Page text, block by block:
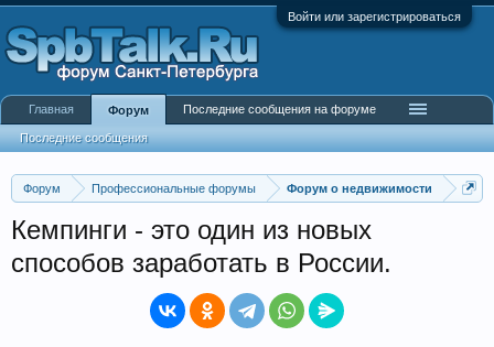
Войти или зарегистрироваться
Форум Профессиональные форумы Форум о недвижимости
Кемпинги - это один из новых
способов заработать в России.
Главная Форум
Последние сообщения
Последние сообщения на форуме